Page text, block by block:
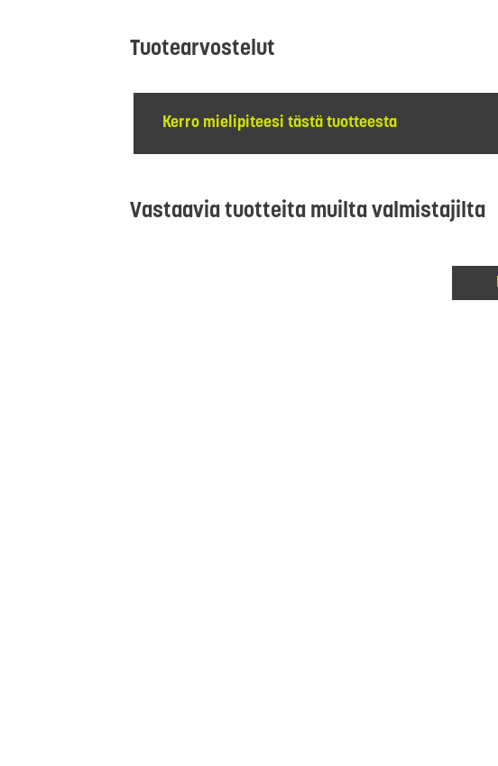
Tuotearvostelut
Kerro mielipiteesi tästä tuotteesta
Vastaavia tuotteita muilta valmistajilta